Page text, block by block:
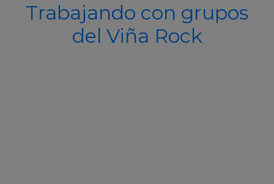
Trabajando con grupos
del Viña Rock